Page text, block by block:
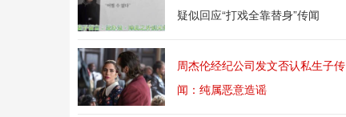
疑似回应“打戏全靠替身”传闻
周杰伦经纪公司发文否认私生子传
闻：纯属恶意造谣